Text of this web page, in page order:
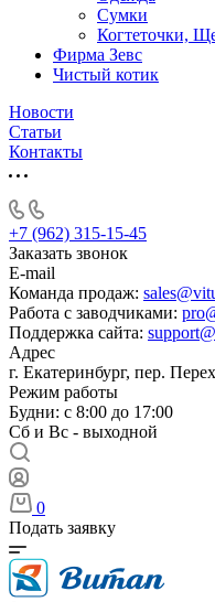
Сумки
Когтеточки,
Фирма Зевс
Чистый котик
Новости
Статьи
Контакты
+7 (962) 315-15-45
Заказать звонок
E-mail
Команда продаж:
Работа с заводчиками:
Поддержка сайта:
Адрес
г. Екатеринбург, пер.
Режим работы
Будни: с 8:00 до 17:00
Сб и Вс - выходной
0
Подать заявку